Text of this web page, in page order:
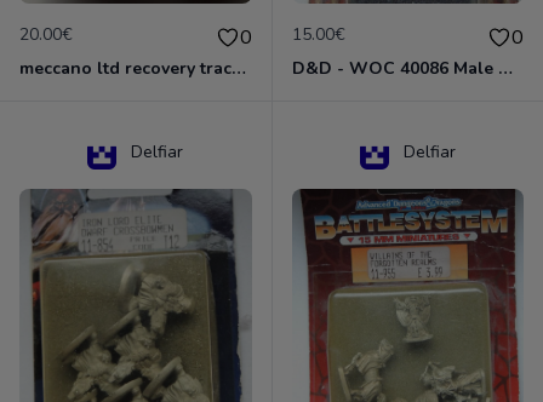
20.00€ 0
meccano ltd recovery tractor N°661
15.00€ 0
D&D - WOC 40086 Male Dwarven Cleric Miniature - Donjons Dragons
Delfiar Delfiar